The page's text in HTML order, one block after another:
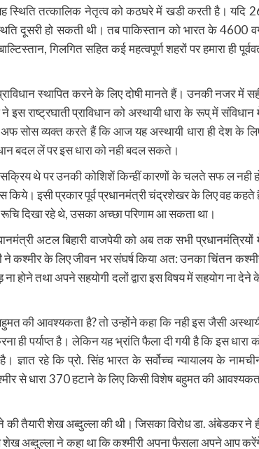
स्थिति तत्कालिक नेतृत्व को कठघरे में खडी करती है। यदि
दूसरी हो सकती थी। तब पाकिस्तान को भारत के 4600
गिलगित सहित कई महत्वपूर्ण शहरों पर हमारा ही
स्थापित करने के लिए दोषी मानते हैं। उनकी नजर में
राष्ट्रघाती प्राविधान को अस्थायी धारा के रूप् में संविधान
अफ सोस व्यक्त करते हैं कि आज यह अस्थायी धारा ही देश के
बदल लें पर इस धारा को नही बदल सकते।
सक्रिय थे पर उनकी कोशिशें किन्हीं कारणों के चलते सफ ल नही
किये। इसी प्रकार पूर्व प्रधानमंत्री चंद्रशेखर के लिए वह कहते
दिखा रहे थे, उसका अच्छा परिणाम आ सकता था।
अटल बिहारी वाजपेयी को अब तक सभी प्रधानमंत्रियों
कश्मीर के लिए जीवन भर संघर्ष किया अत: उनका चिंतन
तथा अपने सहयोगी दलों द्वारा इस विषय में सहयोग ना देने
की आवश्यकता है? तो उन्होंने कहा कि नही इस जैसी
ही पर्याप्त है। लेकिन यह भ्रांति फैला दी गयी है कि इस धारा
ज्ञात रहे कि प्रो. सिंह भारत के सर्वोच्च न्यायालय के
से धारा 370 हटाने के लिए किसी विशेष बहुमत की
तैयारी शेख अब्दुल्ला की थी। जिसका विरोध डा. अंबेडकर ने
अब्दुल्ला ने कहा था कि कश्मीरी अपना फैसला अपने आप